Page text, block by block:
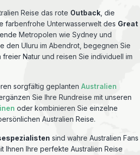
Reise das rote Outback , die
farbenfrohe Unterwasserwelt des Great
Metropolen wie Sydney und
den Uluru im Abendrot, begegnen Sie
freier Natur und reisen Sie individuell im
sorgfältig geplanten Australien
Sie Ihre Rundreise mit unseren
oder kombinieren Sie einzelne
Australien Reise.
sind wahre Australien Fans
Ihnen Ihre perfekte Australien Reise